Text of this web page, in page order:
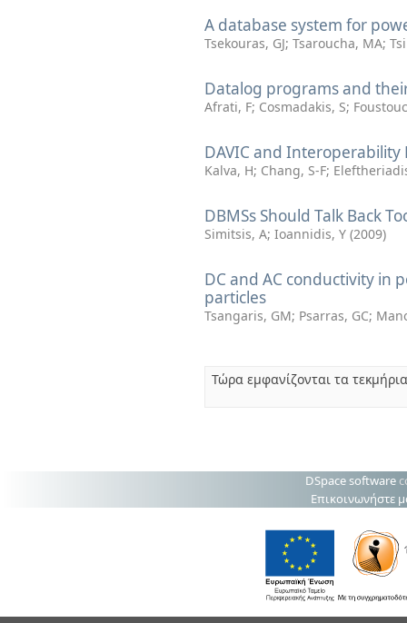
A database system for
Tsekouras, GJ; Tsaroucha, MA;
Datalog programs and
Afrati, F; Cosmadakis, S;
DAVIC and Interoperability
Kalva, H; Chang, S-F;
DBMSs Should Talk Back
Simitsis, A; Ioannidis, Y (2009)
DC and AC conductivity in
particles
Tsangaris, GM; Psarras, GC;
Τώρα εμφανίζονται τα
DSpace software
Επικοινωνήστε